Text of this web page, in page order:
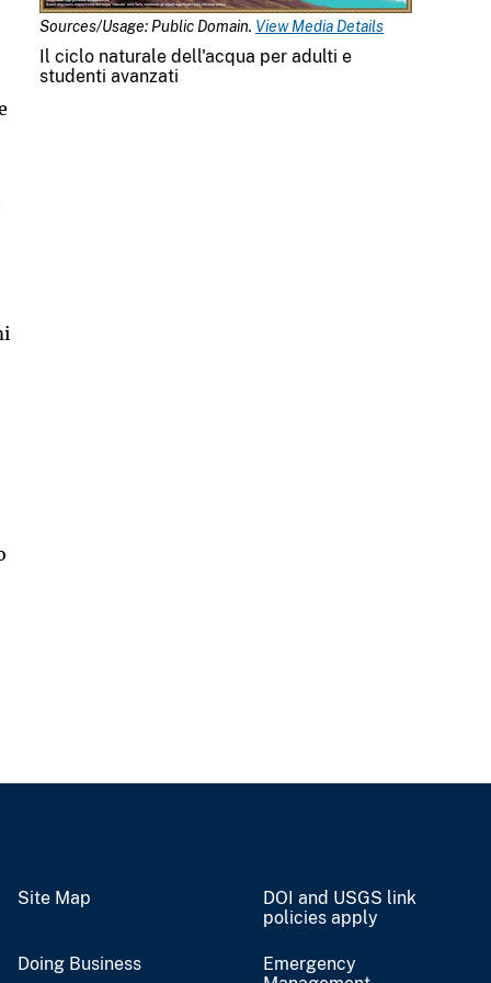
Sources/Usage: Public Domain. View Media Details
Il ciclo naturale dell'acqua per adulti e
studenti avanzati
Site Map
DOI and USGS link
policies apply
Doing Business
Emergency